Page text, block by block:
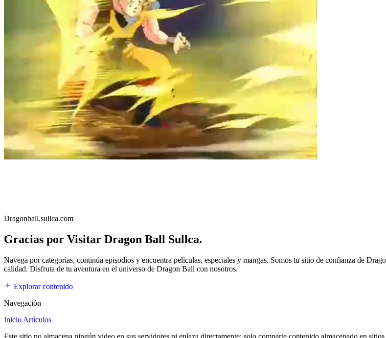
Dragonball.sullca.com
Gracias por Visitar Dragon Ball Sullca.
Navega por categorías, continúa episodios y encuentra películas, especiales y mangas. Somos tu sitio de confianza de
calidad. Disfruta de tu aventura en el universo de Dragon Ball con nosotros.
Explorar contenido
Navegación
Inicio Artículos
Este sitio no almacena ningún video en sus servidores ni enlaza directamente; solo comparte contenido almacenado en